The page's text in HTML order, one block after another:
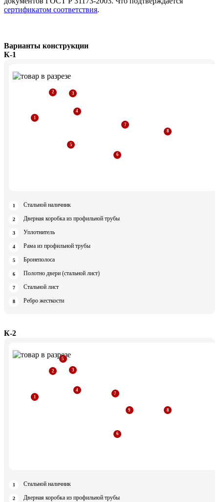
сертификатом соответствия.
Варианты конструкции
К-1
Стальной наличник
Дверная коробка из профильной трубы
Уплотнитель
Рама из профильной трубы
Бронеполоса
Полотно двери (стальной лист)
Стальной лист
Ребро жесткости
К-2
Стальной наличник
Дверная коробка из профильной трубы